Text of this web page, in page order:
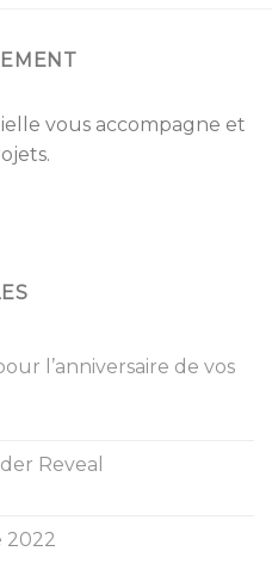
vous accompagne et
l’anniversaire de vos
Reveal
2022